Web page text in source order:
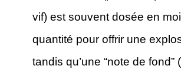
vif) est souvent dosée en
quantité pour offrir une
tandis qu’une “note de fond”